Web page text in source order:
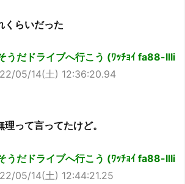
くらいだった
うだドライブへ行こう (ﾜｯﾁｮｲ fa88-lIli
05/14(土) 12:36:20.94
理って言ってたけど。
うだドライブへ行こう (ﾜｯﾁｮｲ fa88-lIli
05/14(土) 12:44:21.25